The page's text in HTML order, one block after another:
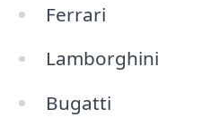
Ferrari
Lamborghini
Bugatti